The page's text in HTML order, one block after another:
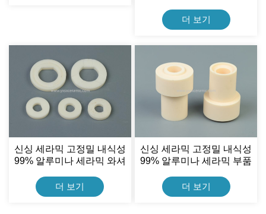
더 보기
신싱 세라믹 고정밀 내식성
99% 알루미나 세라믹 와셔
더 보기
신싱 세라믹 고정밀 내식성
99% 알루미나 세라믹 부품
더 보기